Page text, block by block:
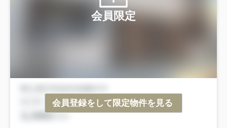
会員限定
会員登録をして限定物件を見る